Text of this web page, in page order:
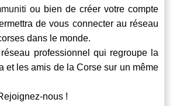
ou bien de créer votre compte
de vous connecter au réseau
dans le monde.
professionnel qui regroupe la
et les amis de la Corse sur un même
nous !